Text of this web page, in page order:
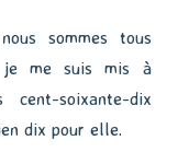
sommes tous
je me suis mis à
soixante-dix
dix pour elle.